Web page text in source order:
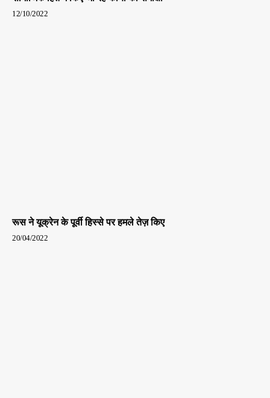
12/10/2022
रूस ने यूक्रेन के पूर्वी हिस्से पर हमले तेज़ किए
20/04/2022